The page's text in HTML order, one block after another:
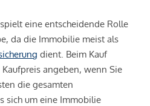
eine entscheidende Rolle
da die Immobilie meist als
dient. Beim Kauf
angeben, wenn Sie
die gesamten
sich um eine Immobilie